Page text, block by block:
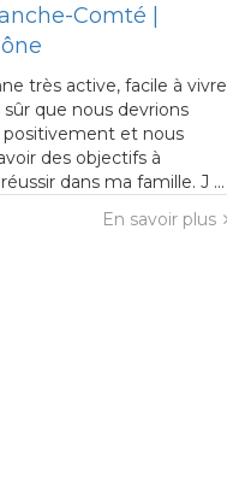
Comté |
très active, facile à vivre
que nous devrions
et nous
des objectifs à
dans ma famille. J ...
En savoir plus